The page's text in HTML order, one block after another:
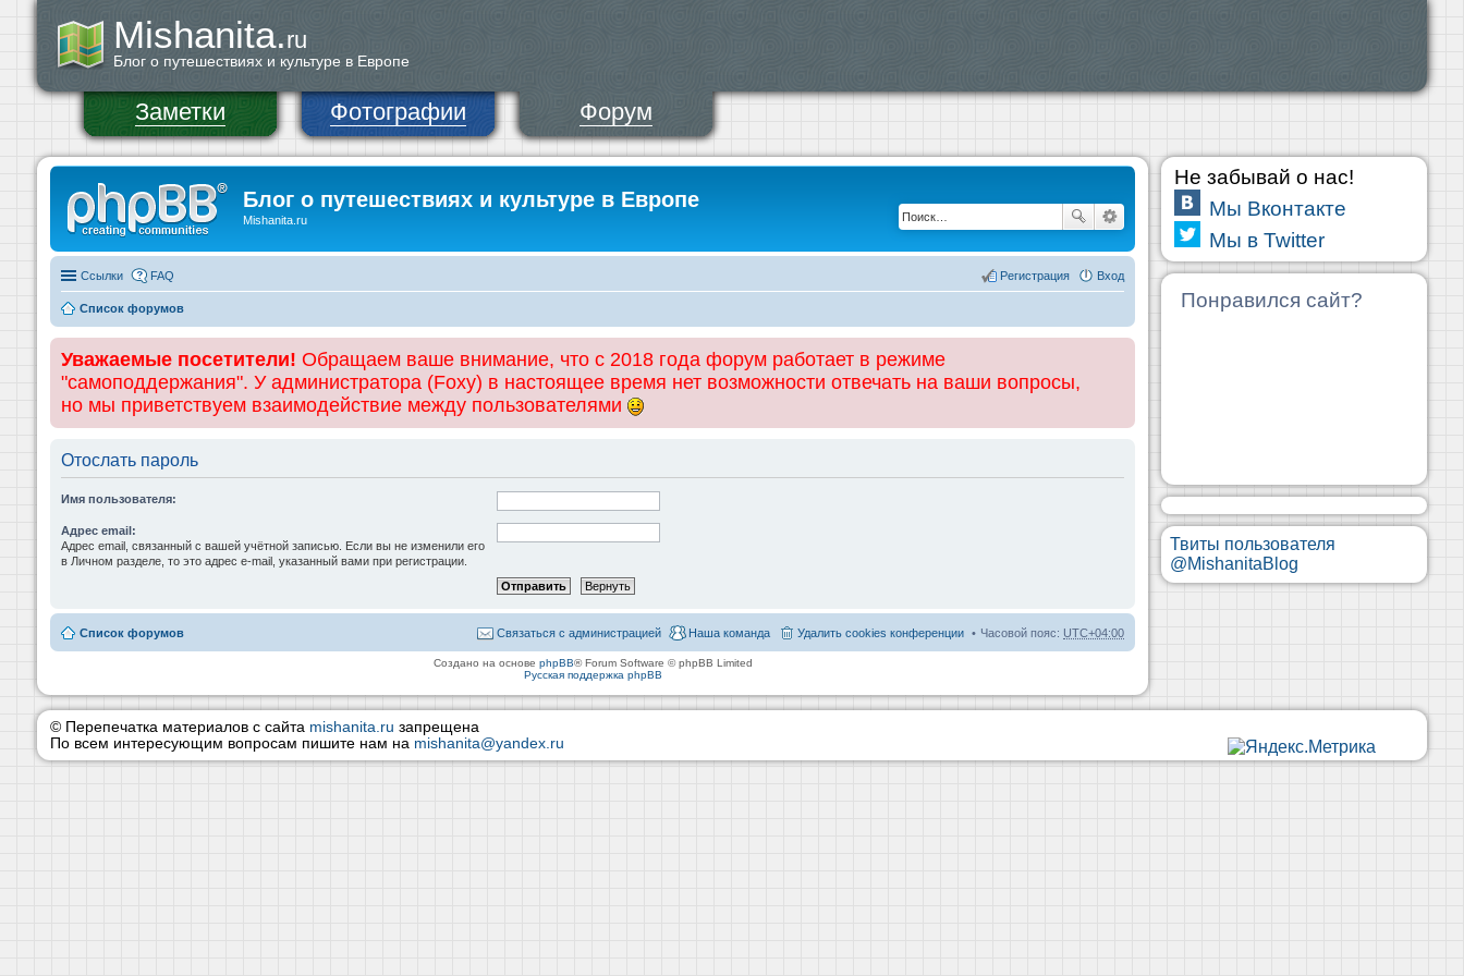
Mishanita.ru
Блог о путешествиях и культуре в Европе
Заметки Фотографии Форум
Блог о путешествиях и культуре в Европе
Mishanita.ru
Ссылки FAQ Вход
Регистрация
Список форумов
Уважаемые посетители! Обращаем ваше внимание, что с 2018 года форум работает в режиме
"самоподдержания". У администратора (Foxy) в настоящее время нет возможности отвечать на ваши вопросы,
но мы приветствуем взаимодействие между пользователями
Отослать пароль
Имя пользователя:
Адрес email:
Адрес email, связанный с вашей учётной записью. Если вы не изменили его
в Личном разделе, то это адрес e-mail, указанный вами при регистрации.
Список форумов Часовой пояс: UTC+04:00
Удалить cookies конференции
Наша команда
Связаться с администрацией
Создано на основе phpBB® Forum Software © phpBB Limited
Русская поддержка phpBB
Не забывай о нас!
Мы Вконтакте
Мы в Twitter
Понравился сайт?
Твиты пользователя
@MishanitaBlog
© Перепечатка материалов с сайта mishanita.ru запрещена
По всем интересующим вопросам пишите нам на mishanita@yandex.ru